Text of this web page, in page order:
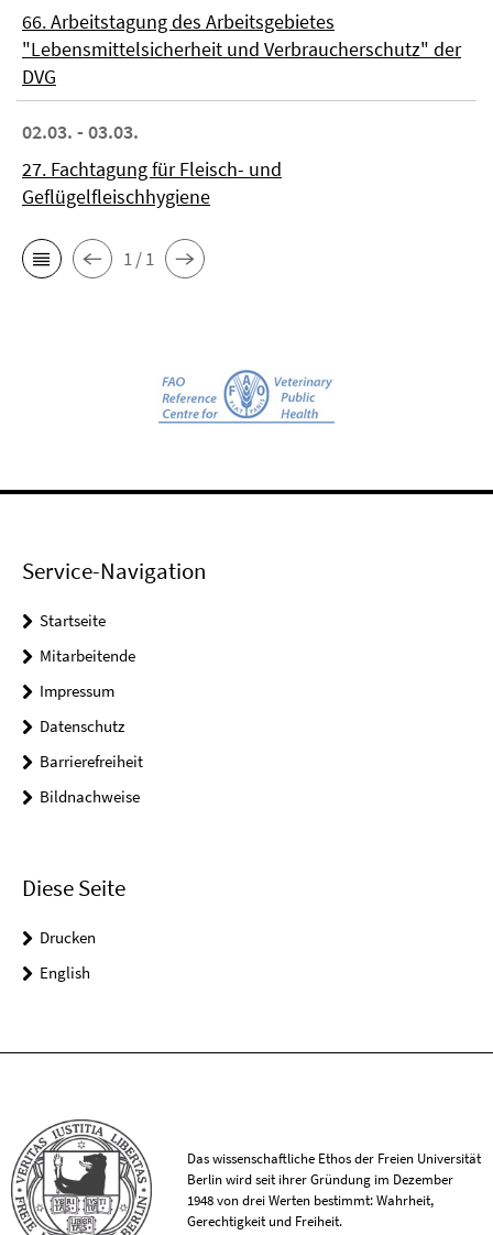
66. Arbeitstagung des Arbeitsgebietes
"Lebensmittelsicherheit und Verbraucherschutz" der
DVG
02.03. - 03.03.
27. Fachtagung für Fleisch- und
Geflügelfleischhygiene
1 / 1
Service-Navigation
Startseite
Mitarbeitende
Impressum
Datenschutz
Barrierefreiheit
Bildnachweise
Diese Seite
Drucken
English
Das wissenschaftliche Ethos der Freien Universität
Berlin wird seit ihrer Gründung im Dezember
1948 von drei Werten bestimmt: Wahrheit,
Gerechtigkeit und Freiheit.